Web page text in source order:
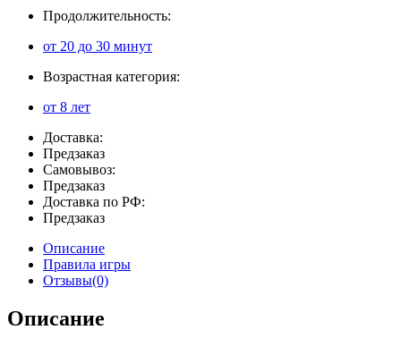
Продолжительность:
от 20 до 30 минут
Возрастная категория:
от 8 лет
Доставка:
Предзаказ
Самовывоз:
Предзаказ
Доставка по РФ:
Предзаказ
Описание
Правила игры
Отзывы(0)
Описание